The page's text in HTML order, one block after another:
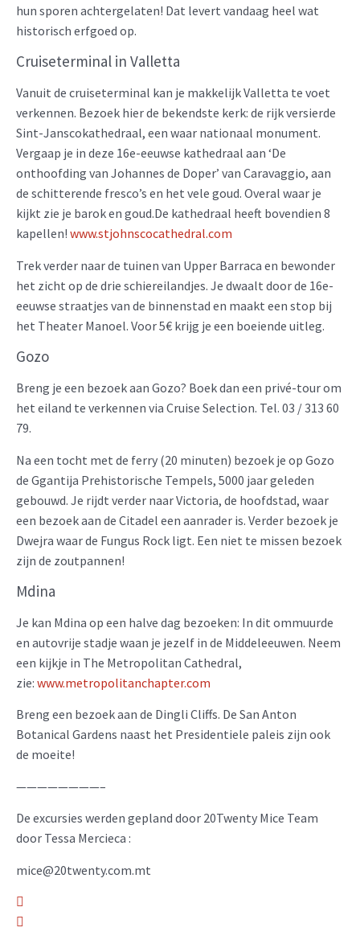
hun sporen achtergelaten! Dat levert vandaag heel wat
historisch erfgoed op.
Cruiseterminal in Valletta
Vanuit de cruiseterminal kan je makkelijk Valletta te voet
verkennen. Bezoek hier de bekendste kerk: de rijk versierde
Sint-Janscokathedraal, een waar nationaal monument.
Vergaap je in deze 16e-eeuwse kathedraal aan ‘De
onthoofding van Johannes de Doper’ van Caravaggio, aan
de schitterende fresco’s en het vele goud. Overal waar je
kijkt zie je barok en goud.De kathedraal heeft bovendien 8
kapellen! www.stjohnscocathedral.com
Trek verder naar de tuinen van Upper Barraca en bewonder
het zicht op de drie schiereilandjes. Je dwaalt door de 16e-
eeuwse straatjes van de binnenstad en maakt een stop bij
het Theater Manoel. Voor 5€ krijg je een boeiende uitleg.
Gozo
Breng je een bezoek aan Gozo? Boek dan een privé-tour om
het eiland te verkennen via Cruise Selection. Tel. 03 / 313 60
79.
Na een tocht met de ferry (20 minuten) bezoek je op Gozo
de Ggantija Prehistorische Tempels, 5000 jaar geleden
gebouwd. Je rijdt verder naar Victoria, de hoofdstad, waar
een bezoek aan de Citadel een aanrader is. Verder bezoek je
Dwejra waar de Fungus Rock ligt. Een niet te missen bezoek
zijn de zoutpannen!
Mdina
Je kan Mdina op een halve dag bezoeken: In dit ommuurde
en autovrije stadje waan je jezelf in de Middeleeuwen. Neem
een kijkje in The Metropolitan Cathedral,
zie: www.metropolitanchapter.com
Breng een bezoek aan de Dingli Cliffs. De San Anton
Botanical Gardens naast het Presidentiele paleis zijn ook
de moeite!
————————–
De excursies werden gepland door 20Twenty Mice Team
door Tessa Mercieca :
mice@20twenty.com.mt